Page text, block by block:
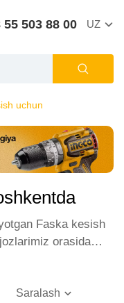
55 503 88 00 UZ
uchun
Faska kesish
orasida
tovarlarni sotish
Onlayn
ishlab
Saralash